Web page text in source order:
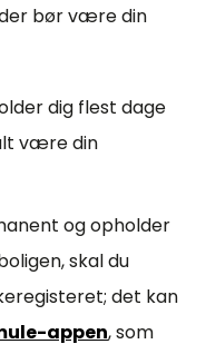
bør være din
dig flest dage
være din
og opholder
skal du
det kan
appen, som